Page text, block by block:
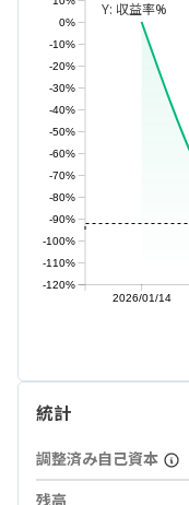
Y: 収益率%
-120%
-110%
-100%
-90%
-80%
-70%
-60%
-50%
-40%
-30%
-20%
-10%
0%
2026/01/14
統計
調整済み自己資本
残高